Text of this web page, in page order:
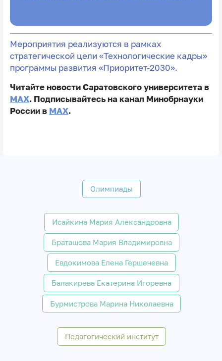
Мероприятия реализуются в рамках
стратегической цели «Технологические кадры»
программы развития «Приоритет-2030».
Читайте новости Саратовского университета в
MAX. Подписывайтесь на канал Минобрнауки
России в MAX.
Олимпиады
Исайкина Мария Александровна
Браташова Мария Владимировна
Евдокимова Елена Гершечевна
Балакирева Екатерина Игоревна
Бурмистрова Марина Николаевна
Педагогический институт